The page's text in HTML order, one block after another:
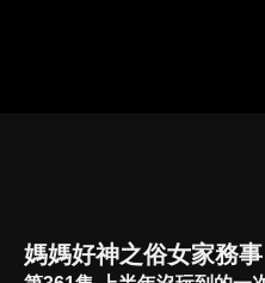
媽媽好神之俗女家務事